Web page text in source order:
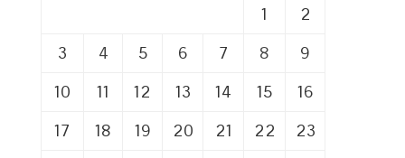
1
2
3
4 5 6 7 8
9
10
11 12 13 14 15
16
17
18 19 20 21 22
23